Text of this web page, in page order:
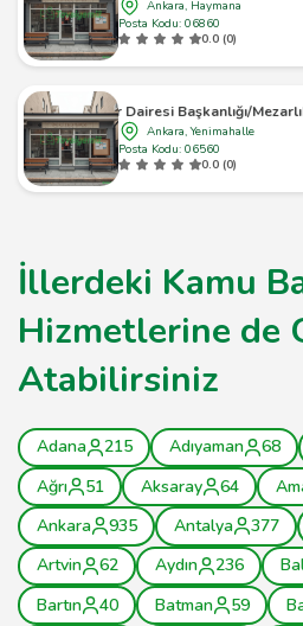
Ankara, Haymana
Posta Kodu: 06860
0.0 (0)
Dairesi Başkanlığı/Mezarlıklar
Ankara, Yenimahalle
Posta Kodu: 06560
0.0 (0)
İllerdeki Kamu
Hizmetlerine de
Atabilirsiniz
Adana 215 Adıyaman 68
Ağrı
51 Aksaray 64
Ankara
935 Antalya 377
Artvin
62 Aydın 236
Bartın
40 Batman 59